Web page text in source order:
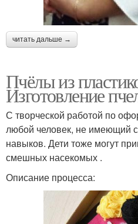
читать дальше →
Пчёлы из
Изготовление
С творческой работой по
любой человек, не имеющий
навыков. Дети тоже могут
смешных насекомых .
Описание процесса: